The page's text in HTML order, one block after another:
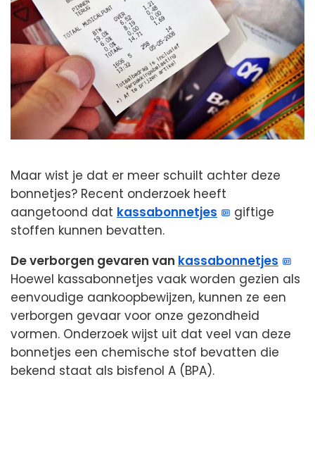
Maar wist je dat er meer schuilt achter deze
bonnetjes? Recent onderzoek heeft
aangetoond dat kassabonnetjes
giftige
stoffen kunnen bevatten.
De verborgen gevaren van kassabonnetjes
Hoewel kassabonnetjes vaak worden gezien als
eenvoudige aankoopbewijzen, kunnen ze een
verborgen gevaar voor onze gezondheid
vormen. Onderzoek wijst uit dat veel van deze
bonnetjes een chemische stof bevatten die
bekend staat als bisfenol A (BPA).